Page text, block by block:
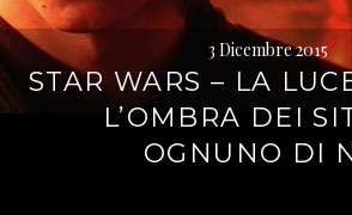
3 Dicembre 2015
STAR WARS – LA
L’OMBRA DEI
OGNUNO DI